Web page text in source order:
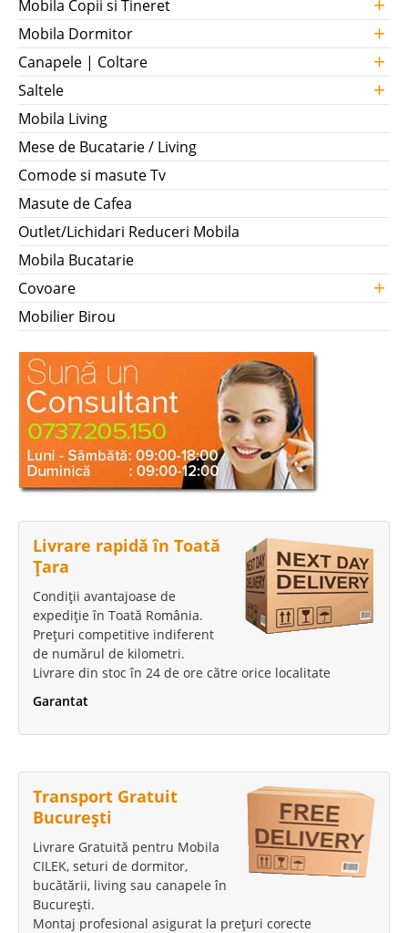
Mobila Copii si Tineret
Mobila Dormitor +
Canapele | Coltare +
Saltele +
Mobila Living
Mese de Bucatarie / Living
Comode si masute Tv
Masute de Cafea
Outlet/Lichidari Reduceri Mobila
Mobila Bucatarie
Covoare
+
Mobilier Birou
Livrare rapidă în Toată
Țara
Condiții avantajoase de
expediție în Toată România.
Prețuri competitive indiferent
de numărul de kilometri.
Livrare din stoc în 24 de ore către orice localitate
Garantat
Transport Gratuit
București
Livrare Gratuită pentru Mobila
CILEK, seturi de dormitor,
bucătării, living sau canapele în
București.
Montaj profesional asigurat la prețuri corecte